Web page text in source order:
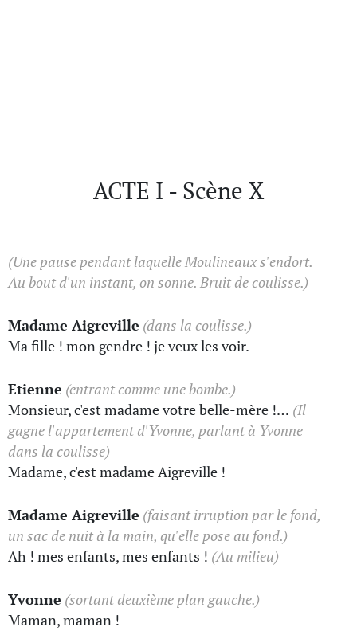
ACTE I - Scène X
(Une pause pendant laquelle Moulineaux s'endort.
Au bout d'un instant, on sonne. Bruit de coulisse.)
Madame Aigreville (dans la coulisse.)
Ma fille ! mon gendre ! je veux les voir.
Etienne (entrant comme une bombe.)
Monsieur, c'est madame votre belle-mère !… (Il
gagne l'appartement d'Yvonne, parlant à Yvonne
dans la coulisse)
Madame, c'est madame Aigreville !
Madame Aigreville (faisant irruption par le fond,
un sac de nuit à la main, qu'elle pose au fond.)
Ah ! mes enfants, mes enfants ! (Au milieu)
Yvonne (sortant deuxième plan gauche.)
Maman, maman !